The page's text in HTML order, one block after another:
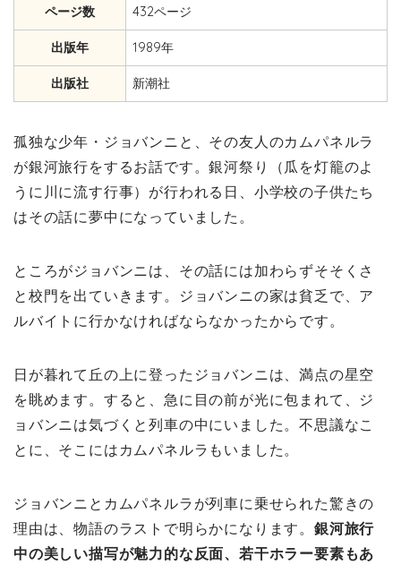
ページ数 432ページ
出版年 1989年
出版社 新潮社
孤独な少年・ジョバンニと、その友人のカムパネルラ
が銀河旅行をするお話です。銀河祭り（瓜を灯籠のよ
うに川に流す行事）が行われる日、小学校の子供たち
はその話に夢中になっていました。
ところがジョバンニは、その話には加わらずそそくさ
と校門を出ていきます。ジョバンニの家は貧乏で、ア
ルバイトに行かなければならなかったからです。
日が暮れて丘の上に登ったジョバンニは、満点の星空
を眺めます。すると、急に目の前が光に包まれて、ジ
ョバンニは気づくと列車の中にいました。不思議なこ
とに、そこにはカムパネルラもいました。
ジョバンニとカムパネルラが列車に乗せられた驚きの
理由は、物語のラストで明らかになります。 銀河旅行
中の美しい描写が魅力的な反面、若干ホラー要素もあ